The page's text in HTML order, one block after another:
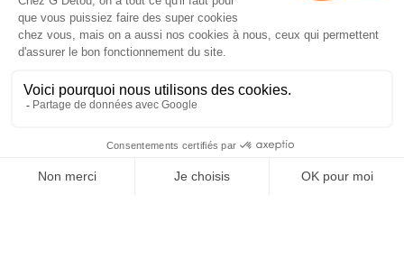
Prix :
Home Wishlist
Liens utiles
Livraison et paiements
Nos engagements
Conditions générales de vente
Boutique Lyon